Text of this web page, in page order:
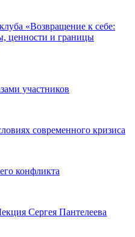
«Возвращение к себе:
ценности и границы
участников
современного кризиса
конфликта
Сергея Пантелеева